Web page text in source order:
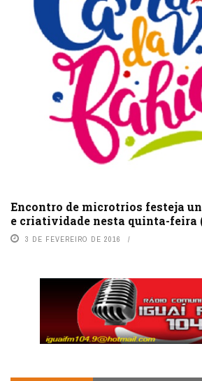
Encontro de microtrios festeja
e criatividade nesta quinta-feira
3 DE FEVEREIRO DE 2016